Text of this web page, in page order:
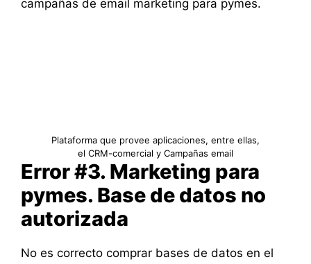
campañas de email marketing para pymes.
Plataforma que provee aplicaciones, entre ellas,
el CRM-comercial y Campañas email
Error #3. Marketing para
pymes. Base de datos no
autorizada
No es correcto comprar bases de datos en el